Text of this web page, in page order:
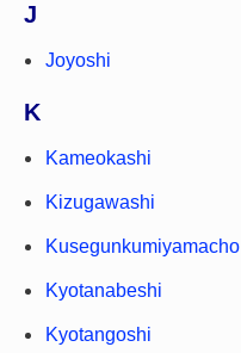
J
Joyoshi
K
Kameokashi
Kizugawashi
Kusegunkumiyamacho
Kyotanabeshi
Kyotangoshi